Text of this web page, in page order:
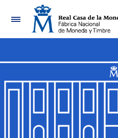
Nabigazioa
Erakutsi/Ezkutatu
Erakutsi/Ezkutatu